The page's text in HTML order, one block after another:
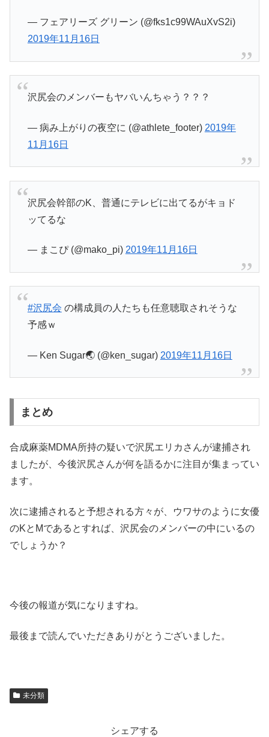
— フェアリーズ グリーン (@fks1c99WAuXvS2i)
2019年11月16日
沢尻会のメンバーもヤバいんちゃう？？？
— 病み上がりの夜空に (@athlete_footer) 2019年
11月16日
沢尻会幹部のK、普通にテレビに出てるがキョド
ッてるな
— まこぴ (@mako_pi) 2019年11月16日
#沢尻会 の構成員の人たちも任意聴取されそうな
予感ｗ
— Ken Sugar🌏 (@ken_sugar) 2019年11月16日
まとめ
合成麻薬MDMA所持の疑いで沢尻エリカさんが逮捕され
ましたが、今後沢尻さんが何を語るかに注目が集まってい
ます。
次に逮捕されると予想される方々が、ウワサのように女優
のKとMであるとすれば、沢尻会のメンバーの中にいるの
でしょうか？
今後の報道が気になりますね。
最後まで読んでいただきありがとうございました。
未分類
シェアする